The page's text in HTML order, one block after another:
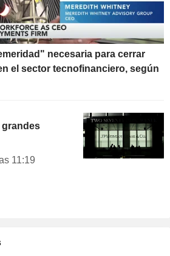
necesaria para cerrar
el sector tecnofinanciero, según
grandes
11:19